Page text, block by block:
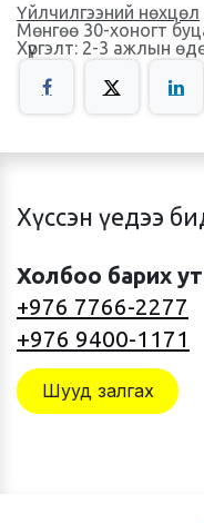
Үйлчилгээний нөхцөл
Мөнгөө 30-хоногт
Хүргэлт: 2-3 ажлын
Хүссэн үедээ
Холбоо барих
+976 7766-2277
+976 9400-1171
Шууд залгах